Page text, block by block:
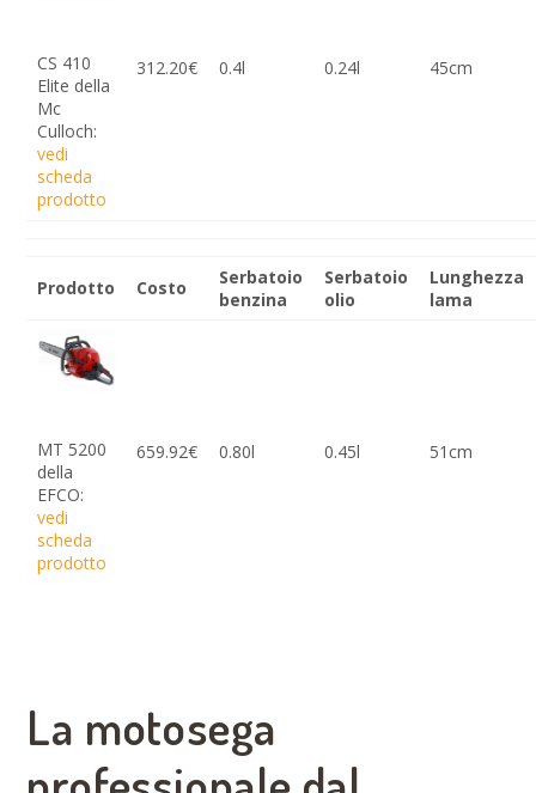
CS 410
Elite della
Mc
Culloch:
vedi
scheda
prodotto
312.20€ 0.4l 0.24l 45cm
Prodotto Costo
Serbatoio
benzina
Serbatoio
olio
Lunghezza
lama
MT 5200
della
EFCO:
vedi
scheda
prodotto
659.92€ 0.80l 0.45l 51cm
La motosega